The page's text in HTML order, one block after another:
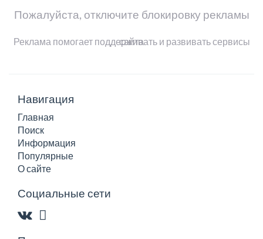
Пожалуйста, отключите блокировку рекламы
Реклама помогает поддерживать и развивать сервисы сайта
Навигация
Главная
Поиск
Информация
Популярные
О сайте
Социальные сети